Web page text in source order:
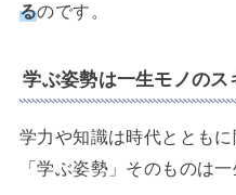
るのです。
学ぶ姿勢は一生モノのス
学力や知識は時代とともに
「学ぶ姿勢」そのものは